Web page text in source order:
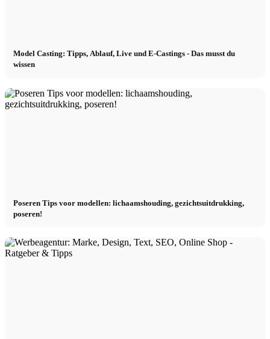
Model Casting: Tipps, Ablauf, Live und E-Castings - Das musst du
wissen
Poseren Tips voor modellen: lichaamshouding, gezichtsuitdrukking,
poseren!